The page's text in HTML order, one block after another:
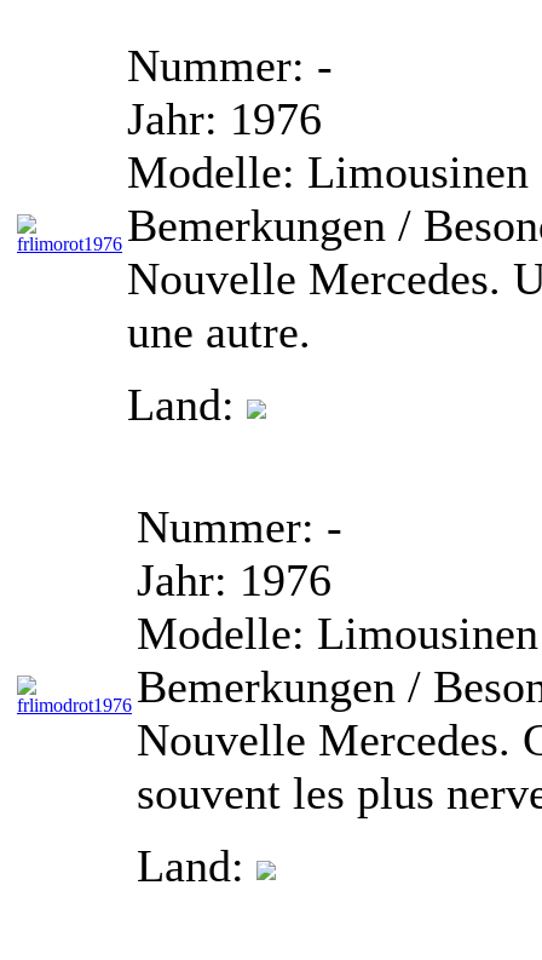
Nummer: -
Jahr: 1976
Modelle: Limousinen
Bemerkungen /
Nouvelle Mercedes.
une autre.
Land:
Nummer: -
Jahr: 1976
Modelle: Limousinen
Bemerkungen /
Nouvelle Mercedes.
souvent les plus
Land: